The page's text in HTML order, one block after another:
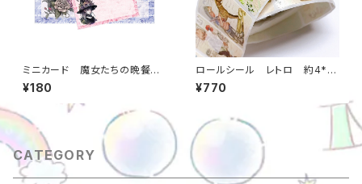
ミニカード 魔女たちの晩餐
会 86*54mm 30枚入り
日本製 メッセージカード m00
000000813
¥180
ロールシール レトロ 約4*3
センチ 1巻（約500枚） 当店
¥770
CATEGORY